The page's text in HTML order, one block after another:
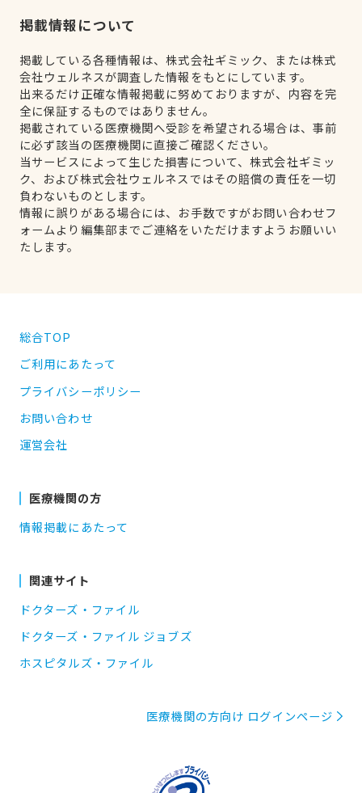
掲載情報について
掲載している各種情報は、株式会社ギミック、または株式
会社ウェルネスが調査した情報をもとにしています。
出来るだけ正確な情報掲載に努めておりますが、内容を完
全に保証するものではありません。
掲載されている医療機関へ受診を希望される場合は、事前
に必ず該当の医療機関に直接ご確認ください。
当サービスによって生じた損害について、株式会社ギミッ
ク、および株式会社ウェルネスではその賠償の責任を一切
負わないものとします。
情報に誤りがある場合には、お手数ですがお問い合わせフ
ォームより編集部までご連絡をいただけますようお願いい
たします。
総合TOP
ご利用にあたって
プライバシーポリシー
お問い合わせ
運営会社
医療機関の方
情報掲載にあたって
関連サイト
ドクターズ・ファイル
ドクターズ・ファイル ジョブズ
ホスピタルズ・ファイル
医療機関の方向け ログインページ